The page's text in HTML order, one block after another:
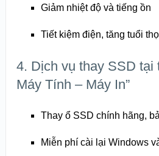
Giảm nhiệt độ và tiếng ồn
Tiết kiệm điện, tăng tuổi
4. Dịch vụ thay SSD tại
Máy Tính – Máy In”
Thay ổ SSD chính hãng,
Miễn phí cài lại Windows